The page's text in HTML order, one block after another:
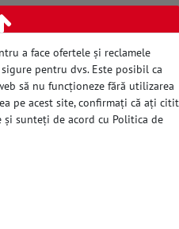
a face ofertele și reclamele
pentru dvs. Este posibil ca
să nu funcționeze fără utilizarea
pe acest site, confirmați că ați citit
și sunteți de acord cu Politica de